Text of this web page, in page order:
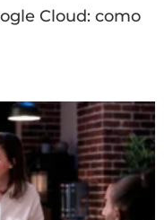
Cloud: como